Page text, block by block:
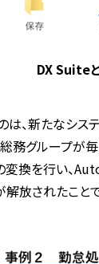
DX Suite
は、新たなシ
務グループ
換を行い、
放されたこと